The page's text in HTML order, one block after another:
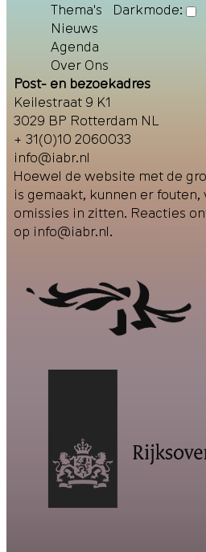
Thema's
Nieuws
Agenda
Over Ons
Darkmode:
Post- en bezoekadres
Keilestraat 9 K1
3029 BP Rotterdam NL
+ 31(0)10 2060033
info@iabr.nl
Hoewel de website met de
is gemaakt, kunnen er
omissies in zitten. Reacties
op info@iabr.nl.